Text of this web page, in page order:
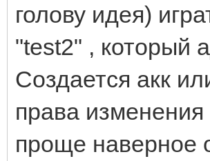
голову идея)
"test2" , который
Создается акк
права
проще наверное